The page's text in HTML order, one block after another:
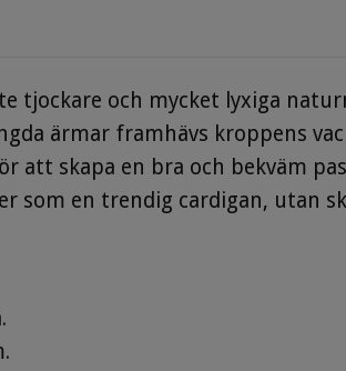
tjockare och mycket lyxiga
ärmar framhävs kroppens
att skapa en bra och bekväm
som en trendig cardigan, utan